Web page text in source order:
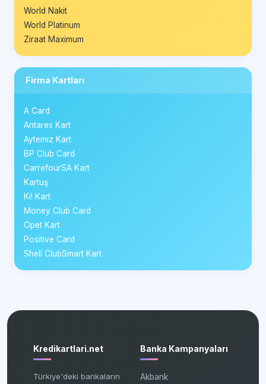
World Nakit
World Platinum
Ziraat Maximum
Firma Kartları
A Card
Antares Kart
Aytemiz Kart
BP Club Card
CarrefourSA Kart
Kartuş
Ki! Kart
Money Club Card
Opet Kart
Positive Card
Shell ClubSmart Kart
Kredikartlari.net
Türkiye'deki bankaların
Banka Kampanyaları
Akbank